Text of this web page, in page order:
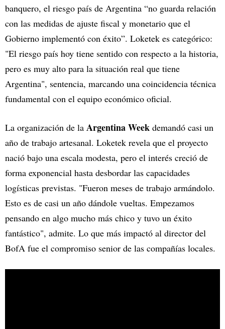
banquero, el riesgo país de Argentina “no guarda relación
con las medidas de ajuste fiscal y monetario que el
Gobierno implementó con éxito”. Loketek es categórico:
"El riesgo país hoy tiene sentido con respecto a la historia,
pero es muy alto para la situación real que tiene
Argentina", sentencia, marcando una coincidencia técnica
fundamental con el equipo económico oficial.
La organización de la Argentina Week demandó casi un
año de trabajo artesanal. Loketek revela que el proyecto
nació bajo una escala modesta, pero el interés creció de
forma exponencial hasta desbordar las capacidades
logísticas previstas. "Fueron meses de trabajo armándolo.
Esto es de casi un año dándole vueltas. Empezamos
pensando en algo mucho más chico y tuvo un éxito
fantástico", admite. Lo que más impactó al director del
BofA fue el compromiso senior de las compañías locales.